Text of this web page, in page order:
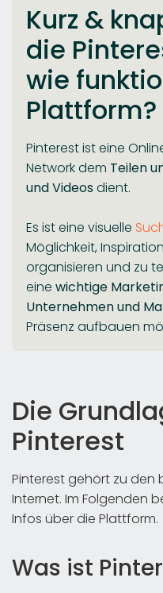
Kurz &
die
wie
Plattform?
Pinterest ist eine
Network dem Teilen
und Videosdient.
Es ist eine visuelle
Möglichkeit,
organisieren und zu
eine wichtige
Unternehmen und
Präsenz aufbauen
Die
Pinterest
Pinterest gehört zu den
Internet. Im Folgenden
Infos über die Plattform.
Was ist